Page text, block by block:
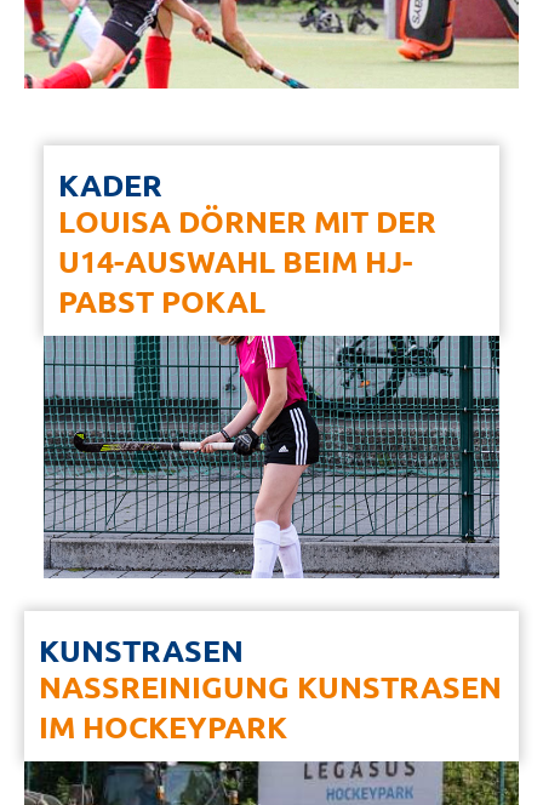
KADER
LOUISA DÖRNER MIT DER
U14-AUSWAHL BEIM HJ-
PABST POKAL
KUNSTRASEN
NASSREINIGUNG KUNSTRASEN
IM HOCKEYPARK